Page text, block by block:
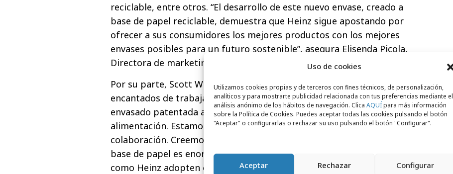
Uso de cookies
Utilizamos cookies propias y de terceros con fines técnicos, de personalización,
analíticos y para mostrarte publicidad relacionada con tus preferencias mediante el
análisis anónimo de los hábitos de navegación. Clica AQUÍpara más información
sobre la Política de Cookies. Puedes aceptar todas las cookies pulsando el botón
"Aceptar" o configurarlas o rechazar su uso pulsando el botón "Configurar".
Aceptar Rechazar Configurar
reciclable, entre otros. “El desarrollo de este nuevo envase, creado a
base de papel reciclable, demuestra que Heinz sigue apostando por
ofrecer a sus consumidores los mejores productos con los mejores
envases posibles para un futuro sostenible”, asegura Elisenda Picola,
Directora de marketing de Heinz España.
Por su parte, Scott Winston, CEO de Pulpex, comenta: "Estamos
encantados de trabajar con Heinz para llevar nuestra tecnología de
envasado patentada a una marca tan reconocida en el sector de la
alimentación. Estamos entusiasmados con el potencial de esta
colaboración. Creemos que la proyección de los envases fabricados a
base de papel es enorme a nivel mundial, y que empresas globales
como Heinz adopten este tipo de tecnología innovadora supone una